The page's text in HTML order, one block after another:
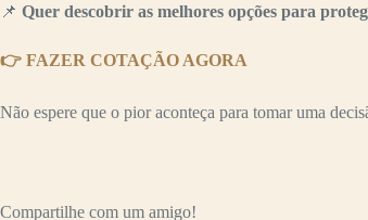
📌 Quer descobrir as melhores opções para
👉 FAZER COTAÇÃO AGORA
Não espere que o pior aconteça para tomar uma
Compartilhe com um amigo!